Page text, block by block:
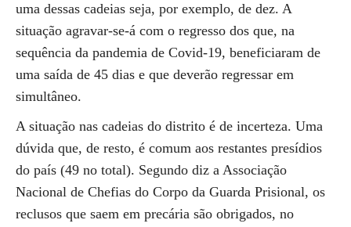
uma dessas cadeias seja, por exemplo, de dez. A
situação agravar-se-á com o regresso dos que, na
sequência da pandemia de Covid-19, beneficiaram de
uma saída de 45 dias e que deverão regressar em
simultâneo.
A situação nas cadeias do distrito é de incerteza. Uma
dúvida que, de resto, é comum aos restantes presídios
do país (49 no total). Segundo diz a Associação
Nacional de Chefias do Corpo da Guarda Prisional, os
reclusos que saem em precária são obrigados, no